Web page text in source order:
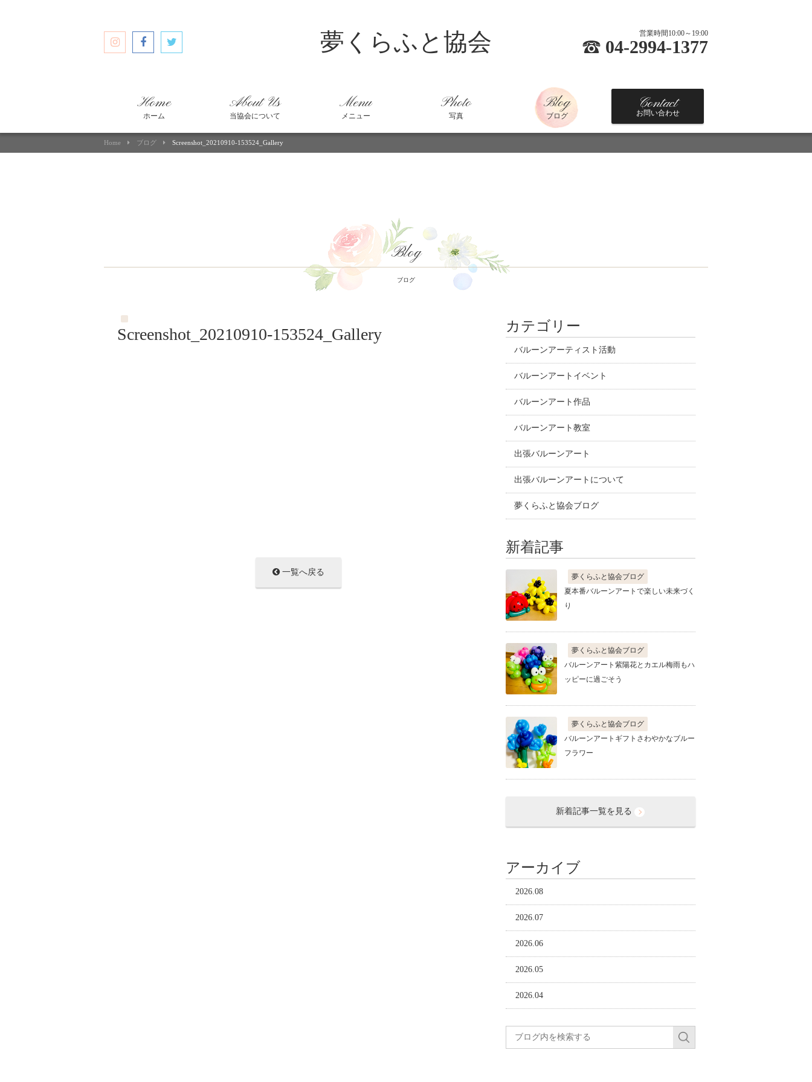
夢くらふと協会 営業時間10:00～19:00
04-2994-1377
Home
ホーム
About Us
当協会について
Menu
メニュー
Photo
写真
Blog
ブログ
Contact
お問い合わせ
Home ブログ Screenshot_20210910-153524_Gallery
Blog
ブログ
Screenshot_20210910-153524_Gallery
一覧へ戻る
カテゴリー
バルーンアーティスト活動
バルーンアートイベント
バルーンアート作品
バルーンアート教室
出張バルーンアート
出張バルーンアートについて
夢くらふと協会ブログ
新着記事
夢くらふと協会ブログ
夏本番バルーンアートで楽しい未来づく
り
夢くらふと協会ブログ
バルーンアート紫陽花とカエル梅雨もハ
ッピーに過ごそう
夢くらふと協会ブログ
バルーンアートギフトさわやかなブルー
フラワー
新着記事一覧を見る
アーカイブ
2026.08
2026.07
2026.06
2026.05
2026.04